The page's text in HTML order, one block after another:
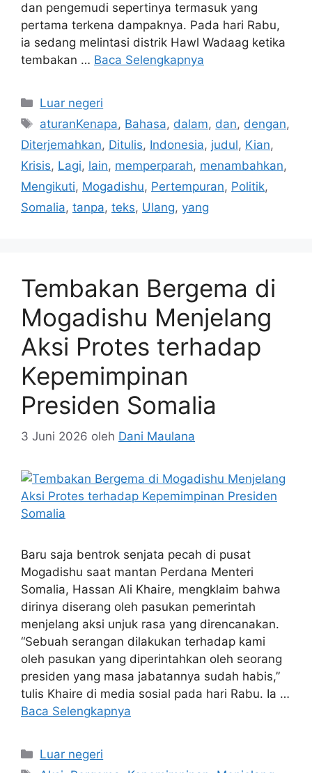
dan pengemudi sepertinya termasuk yang
pertama terkena dampaknya. Pada hari Rabu,
ia sedang melintasi distrik Hawl Wadaag ketika
tembakan … Baca Selengkapnya
Kategori
Luar negeri
Tag
aturanKenapa, Bahasa, dalam, dan, dengan,
Diterjemahkan, Ditulis, Indonesia, judul, Kian,
Krisis, Lagi, lain, memperparah, menambahkan,
Mengikuti, Mogadishu, Pertempuran, Politik,
Somalia, tanpa, teks, Ulang, yang
Tembakan Bergema di
Mogadishu Menjelang
Aksi Protes terhadap
Kepemimpinan
Presiden Somalia
3 Juni 2026 oleh Dani Maulana
Baru saja bentrok senjata pecah di pusat
Mogadishu saat mantan Perdana Menteri
Somalia, Hassan Ali Khaire, mengklaim bahwa
dirinya diserang oleh pasukan pemerintah
menjelang aksi unjuk rasa yang direncanakan.
“Sebuah serangan dilakukan terhadap kami
oleh pasukan yang diperintahkan oleh seorang
presiden yang masa jabatannya sudah habis,”
tulis Khaire di media sosial pada hari Rabu. Ia …
Baca Selengkapnya
Kategori
Luar negeri